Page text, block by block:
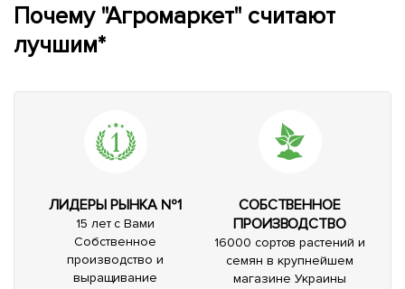
Почему "Агромаркет" считают
лучшим*
ЛИДЕРЫ РЫНКА №1
15 лет с Вами
Собственное
производство и
выращивание
СОБСТВЕННОЕ
ПРОИЗВОДСТВО
16000 сортов растений и
семян в крупнейшем
магазине Украины